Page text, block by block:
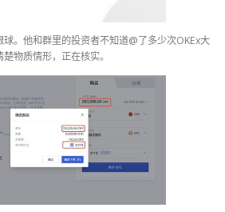
。他和群里的投资者不知道@了多少次OKEx大
物质情形，正在核实。